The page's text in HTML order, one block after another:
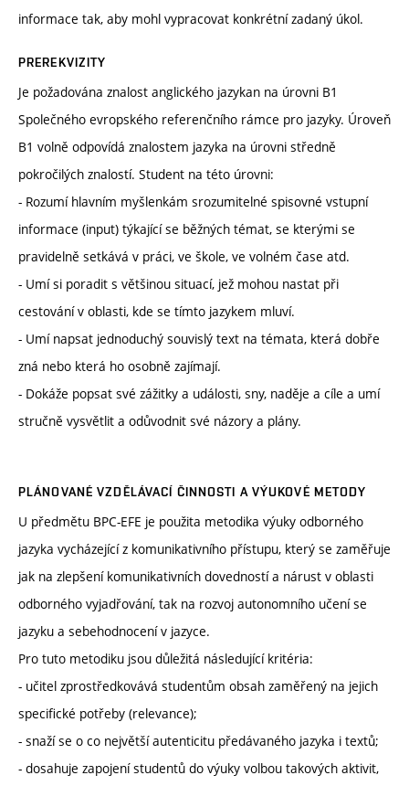
informace tak, aby mohl vypracovat konkrétní zadaný úkol.
PREREKVIZITY
Je požadována znalost anglického jazykan na úrovni B1
Společného evropského referenčního rámce pro jazyky. Úroveň
B1 volně odpovídá znalostem jazyka na úrovni středně
pokročilých znalostí. Student na této úrovni:
- Rozumí hlavním myšlenkám srozumitelné spisovné vstupní
informace (input) týkající se běžných témat, se kterými se
pravidelně setkává v práci, ve škole, ve volném čase atd.
- Umí si poradit s většinou situací, jež mohou nastat při
cestování v oblasti, kde se tímto jazykem mluví.
- Umí napsat jednoduchý souvislý text na témata, která dobře
zná nebo která ho osobně zajímají.
- Dokáže popsat své zážitky a události, sny, naděje a cíle a umí
stručně vysvětlit a odůvodnit své názory a plány.
PLÁNOVANÉ VZDĚLÁVACÍ ČINNOSTI A VÝUKOVÉ METODY
U předmětu BPC-EFE je použita metodika výuky odborného
jazyka vycházející z komunikativního přístupu, který se zaměřuje
jak na zlepšení komunikativních dovedností a nárust v oblasti
odborného vyjadřování, tak na rozvoj autonomního učení se
jazyku a sebehodnocení v jazyce.
Pro tuto metodiku jsou důležitá následující kritéria:
- učitel zprostředkovává studentům obsah zaměřený na jejich
specifické potřeby (relevance);
- snaží se o co největší autenticitu předávaného jazyka i textů;
- dosahuje zapojení studentů do výuky volbou takových aktivit,